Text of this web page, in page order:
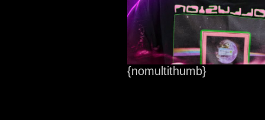
{nomultithumb}